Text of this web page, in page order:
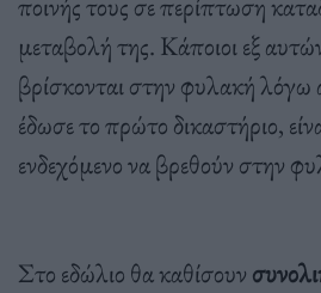
μεταβολή της. Κάποιοι εξ
βρίσκονται στην φυλακή λόγω
έδωσε το πρώτο δικαστήριο,
ενδεχόμενο να βρεθούν στην
Στο εδώλιο θα καθίσουν